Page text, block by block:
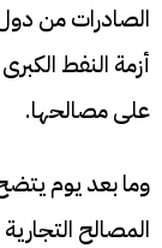
الصادرات من
على مصالحها.
وما بعد يوم
المصالح